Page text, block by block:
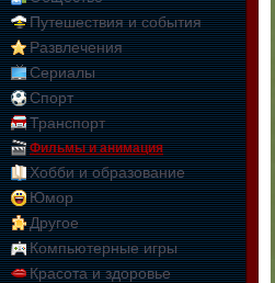
Путешествия и события
Развлечения
Сериалы
Спорт
Транспорт
Фильмы и анимация
Хобби и образование
Юмор
Другое
Компьютерные игры
Красота и здоровье